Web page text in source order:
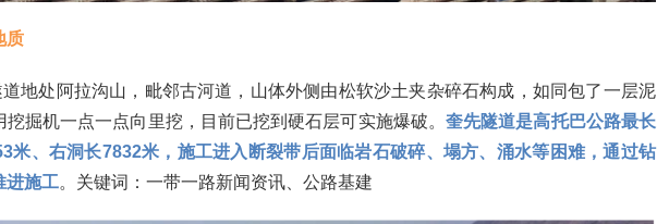
质
地处阿拉沟山，毗邻古河道，山体外侧由松软沙土夹杂碎石构成，如同包了一层泥
挖掘机一点一点向里挖，目前已挖到硬石层可实施爆破。奎先隧道是高托巴公路最长
米、右洞长7832米，施工进入断裂带后面临岩石破碎、塌方、涌水等困难，通过钻
进施工。关键词：一带一路新闻资讯、公路基建